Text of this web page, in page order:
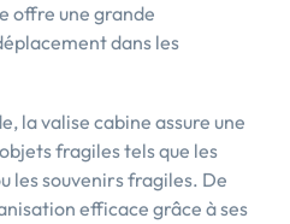
offre une grande
dans les
la valise cabine assure une
fragiles tels que les
les souvenirs fragiles. De
efficace grâce à ses